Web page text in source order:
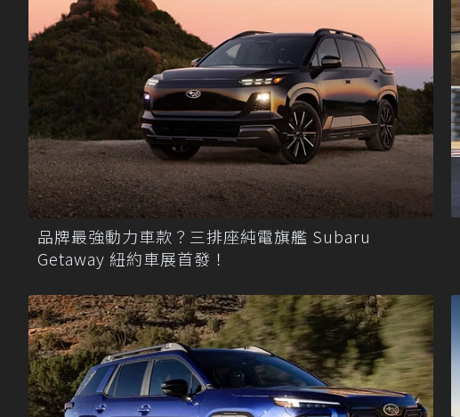
品牌最強動力車款？三排座純電旗艦 Subaru
Getaway 紐約車展首發！